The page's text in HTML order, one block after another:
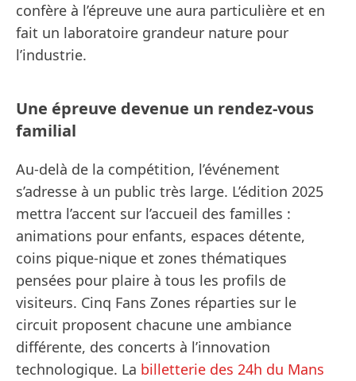
confère à l’épreuve une aura particulière et en
fait un laboratoire grandeur nature pour
l’industrie.
Une épreuve devenue un rendez-vous
familial
Au-delà de la compétition, l’événement
s’adresse à un public très large. L’édition 2025
mettra l’accent sur l’accueil des familles :
animations pour enfants, espaces détente,
coins pique-nique et zones thématiques
pensées pour plaire à tous les profils de
visiteurs. Cinq Fans Zones réparties sur le
circuit proposent chacune une ambiance
différente, des concerts à l’innovation
technologique. La billetterie des 24h du Mans